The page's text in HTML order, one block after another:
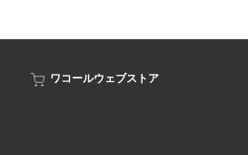
ワコールウェブストア